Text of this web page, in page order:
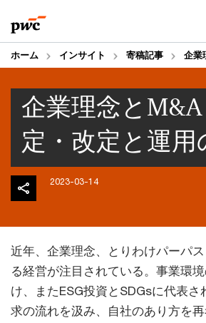
to
content
to
footer
ホーム インサイト 寄稿記事 企業
企業理念と
定・改定と運用
2023-03-14
近年、企業理念、とりわけパーパ
る経営が注目されている。事業環
け、またESG投資とSDGsに代表さ
求の流れを汲み、自社のあり方を